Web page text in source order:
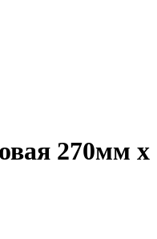
270мм х